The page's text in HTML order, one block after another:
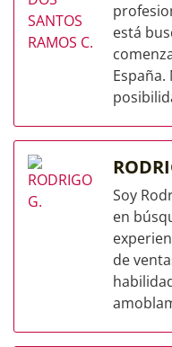
está
Soy
en
de